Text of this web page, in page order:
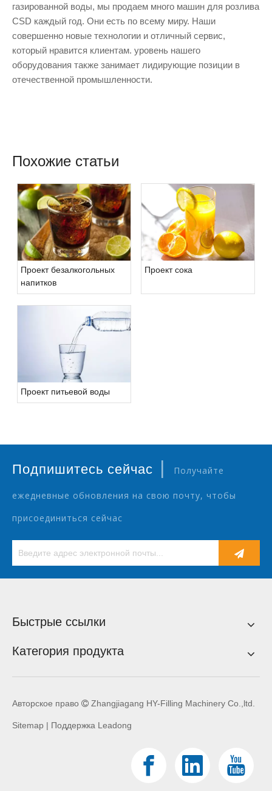
газированной воды, мы продаем много машин для розлива
CSD каждый год. Они есть по всему миру. Наши
совершенно новые технологии и отличный сервис,
который нравится клиентам. уровень нашего
оборудования также занимает лидирующие позиции в
отечественной промышленности.
Похожие статьи
Проект безалкогольных
напитков
Проект сока
Проект питьевой воды
Подпишитесь сейчас | Получайте
ежедневные обновления на свою почту, чтобы
присоединиться сейчас
Быстрые ссылки
Категория продукта
Авторское право  Zhangjiagang HY-Filling Machinery Co.,ltd.
Sitemap | Поддержка Leadong